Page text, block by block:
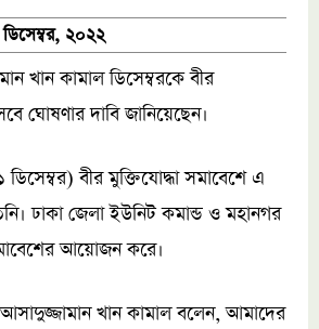
২০২২
খান কামাল ডিসেম্বরকে বীর
ঘোষণার দাবি জানিয়েছেন।
বীর মুক্তিযোদ্ধা সমাবেশে এ
ঢাকা জেলা ইউনিট কমান্ড ও মহানগর
আয়োজন করে।
আসাদুজ্জামান খান কামাল বলেন, আমাদের